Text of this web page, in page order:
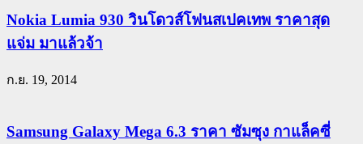
Nokia Lumia 930 วินโดวส์โฟนสเปคเทพ ราคาสุด
แจ่ม มาแล้วจ้า
ก.ย. 19, 2014
Samsung Galaxy Mega 6.3 ราคา ซัมซุง กาแล็คซี่